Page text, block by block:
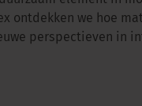
ontdekken we hoe
perspectieven in